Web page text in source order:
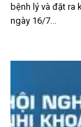
bệnh lý và đặt ra
ngày 16/7...